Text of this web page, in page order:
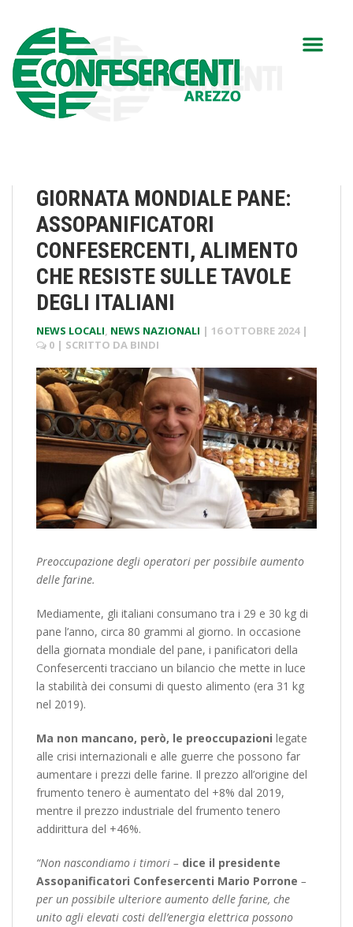
GIORNATA MONDIALE PANE:
ASSOPANIFICATORI
CONFESERCENTI, ALIMENTO
CHE RESISTE SULLE TAVOLE
DEGLI ITALIANI
NEWS LOCALI, NEWS NAZIONALI | 16 OTTOBRE 2024 |
0 | SCRITTO DA BINDI
Preoccupazione degli operatori per possibile aumento
delle farine.
Mediamente, gli italiani consumano tra i 29 e 30 kg di
pane l’anno, circa 80 grammi al giorno. In occasione
della giornata mondiale del pane, i panificatori della
Confesercenti tracciano un bilancio che mette in luce
la stabilità dei consumi di questo alimento (era 31 kg
nel 2019).
Ma non mancano, però, le preoccupazioni legate
alle crisi internazionali e alle guerre che possono far
aumentare i prezzi delle farine. Il prezzo all’origine del
frumento tenero è aumentato del +8% dal 2019,
mentre il prezzo industriale del frumento tenero
addirittura del +46%.
“Non nascondiamo i timori – dice il presidente
Assopanificatori Confesercenti Mario Porrone –
per un possibile ulteriore aumento delle farine, che
unito agli elevati costi dell’energia elettrica possono